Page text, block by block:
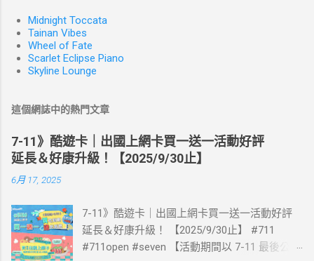
Midnight Toccata
Tainan Vibes
Wheel of Fate
Scarlet Eclipse Piano
Skyline Lounge
這個網誌中的熱門文章
7-11》酷遊卡｜出國上網卡買一送一活動好評
延長＆好康升級！【2025/9/30止】
6月 17, 2025
7-11》酷遊卡｜出國上網卡買一送一活動好評
延長＆好康升級！ 【2025/9/30止】 #711
#711open #seven 【活動期間以 7-11 最後公告